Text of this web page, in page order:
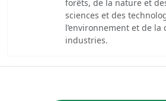
forêts, de la nature et
sciences et des
l’environnement et de la
industries.